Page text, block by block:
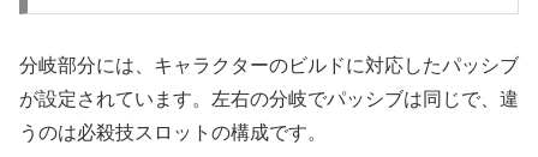
分岐部分には、キャラクターのビルドに対応したパッシブ
が設定されています。左右の分岐でパッシブは同じで、違
うのは必殺技スロットの構成です。